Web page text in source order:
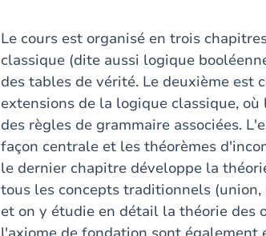
Le cours est organisé en trois
classique (dite aussi logique
des tables de vérité. Le deuxième est
extensions de la logique classique,
des règles de grammaire associées.
façon centrale et les théorèmes
le dernier chapitre développe la
tous les concepts traditionnels
et on y étudie en détail la théorie des